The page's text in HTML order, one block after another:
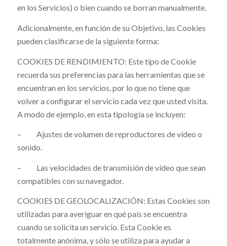
en los Servicios) o bien cuando se borran manualmente.
Adicionalmente, en función de su Objetivo, las Cookies
pueden clasificarse de la siguiente forma:
COOKIES DE RENDIMIENTO: Este tipo de Cookie
recuerda sus preferencias para las herramientas que se
encuentran en los servicios, por lo que no tiene que
volver a configurar el servicio cada vez que usted visita.
A modo de ejemplo, en esta tipología se incluyen:
– Ajustes de volumen de reproductores de vídeo o
sonido.
– Las velocidades de transmisión de vídeo que sean
compatibles con su navegador.
COOKIES DE GEOLOCALIZACIÓN: Estas Cookies son
utilizadas para averiguar en qué país se encuentra
cuando se solicita un servicio. Esta Cookie es
totalmente anónima, y sólo se utiliza para ayudar a